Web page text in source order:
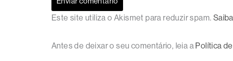
Este site utiliza o Akismet para reduzir spam.
Antes de deixar o seu comentário, leia a Política